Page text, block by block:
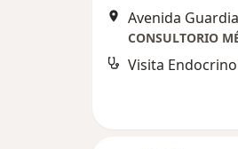
Avenida
Visita